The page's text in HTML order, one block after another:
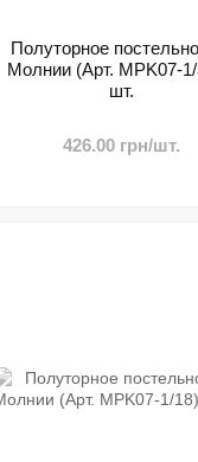
Полуторное
Молнии (Арт. MPK07-
шт.
426.00 грн/шт.